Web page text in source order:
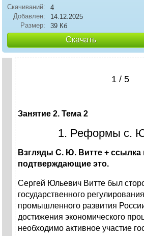
Скачиваний:
4
Добавлен:
14.12.2025
Размер:
39 Кб
Скачать
1 / 5
Занятие 2. Тема 2
1. Реформы с.
Взгляды С. Ю. Витте + ссылка
подтверждающие это.
Сергей Юльевич Витте был
государственного
промышленного развития
достижения экономического
необходимо активное участие